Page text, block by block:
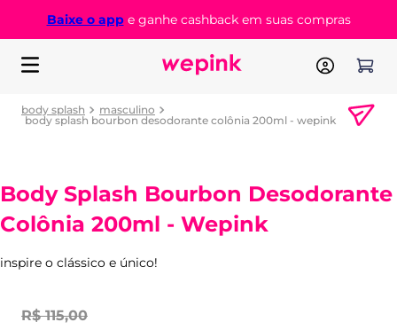
Baixe o appe ganhe cashback em suas compras
body splash
masculino
body splash bourbon desodorante colônia 200ml - wepink
Body Splash Bourbon Desodorante
Colônia 200ml - Wepink
inspire o clássico e único!
R$ 115,00